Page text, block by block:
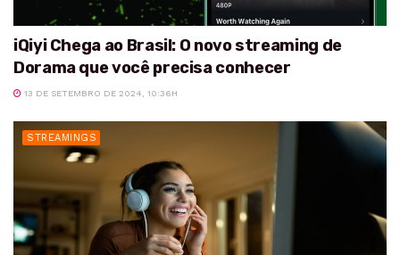
iQiyi Chega ao Brasil: O novo streaming de
Dorama que você precisa conhecer
13 DE SETEMBRO DE 2024, 10:36H
STREAMINGS